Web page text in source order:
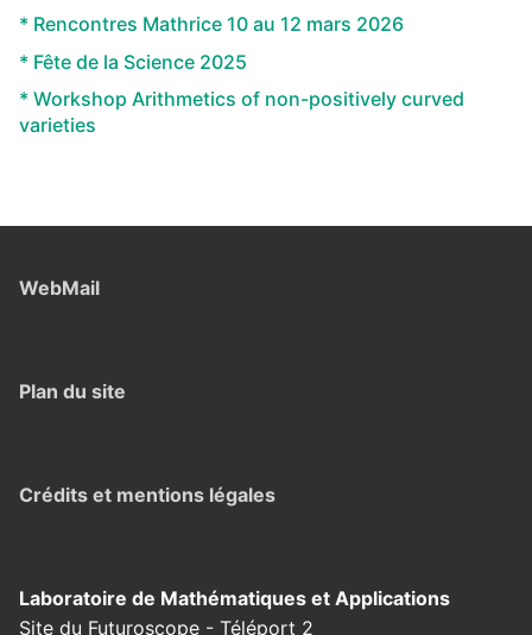
* Rencontres Mathrice 10 au 12 mars 2026
* Fête de la Science 2025
* Workshop Arithmetics of non-positively curved
varieties
WebMail
Plan du site
Crédits et mentions légales
Laboratoire de Mathématiques et Applications
Site du Futuroscope - Téléport 2